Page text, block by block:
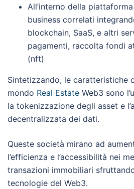
All’interno della
business correlati
blockchain, SaaS, e altri
pagamenti, raccolta fondi
(nft)
Sintetizzando, le caratteristiche
mondo Real Estate Web3 sono
la tokenizzazione degli asset e
decentralizzata dei dati.
Queste società mirano ad
l’efficienza e l’accessibilità nei
transazioni immobiliari
tecnologie del Web3.